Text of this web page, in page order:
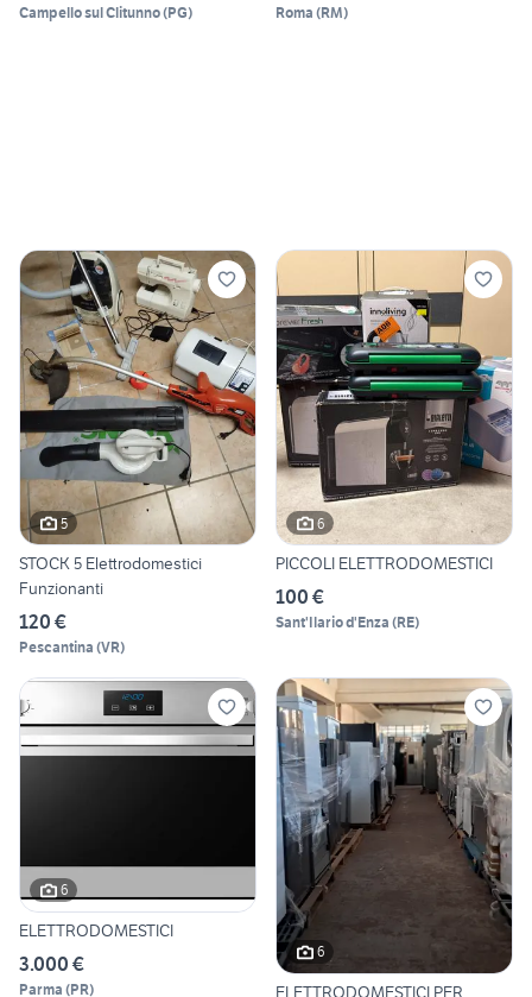
Campello sul Clitunno(PG) Roma (RM)
5
STOCK 5 Elettrodomestici
Funzionanti
120 €
Pescantina (VR)
6
PICCOLI ELETTRODOMESTICI
100 €
Sant'Ilario d'Enza (RE)
6
ELETTRODOMESTICI
3.000 €
Parma (PR)
6
ELETTRODOMESTICI PER